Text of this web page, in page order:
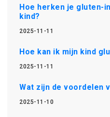
Hoe herken je gluten-
kind?
2025-11-11
Hoe kan ik mijn kind
2025-11-11
Wat zijn de voordelen
2025-11-10